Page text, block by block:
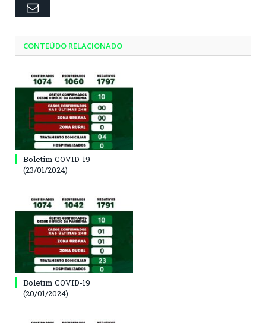
Email
CONTEÚDO RELACIONADO
Boletim COVID-19
(23/01/2024)
Boletim COVID-19
(20/01/2024)